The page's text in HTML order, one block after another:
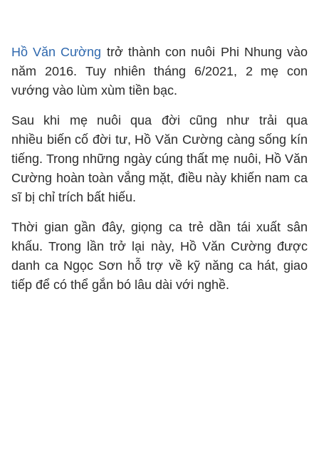
Hồ Văn Cường trở thành con nuôi Phi Nhung vào
năm 2016. Tuy nhiên tháng 6/2021, 2 mẹ con
vướng vào lùm xùm tiền bạc.
Sau khi mẹ nuôi qua đời cũng như trải qua
nhiều biến cố đời tư, Hồ Văn Cường càng sống kín
tiếng. Trong những ngày cúng thất mẹ nuôi, Hồ Văn
Cường hoàn toàn vắng mặt, điều này khiến nam ca
sĩ bị chỉ trích bất hiếu.
Thời gian gần đây, giọng ca trẻ dần tái xuất sân
khấu. Trong lần trở lại này, Hồ Văn Cường được
danh ca Ngọc Sơn hỗ trợ về kỹ năng ca hát, giao
tiếp để có thể gắn bó lâu dài với nghề.